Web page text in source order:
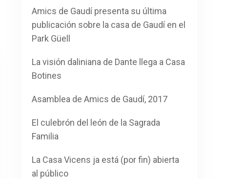
Amics de Gaudí presenta su última
publicación sobre la casa de Gaudí en el
Park Güell
La visión daliniana de Dante llega a Casa
Botines
Asamblea de Amics de Gaudí, 2017
El culebrón del león de la Sagrada
Familia
La Casa Vicens ja está (por fin) abierta
al público